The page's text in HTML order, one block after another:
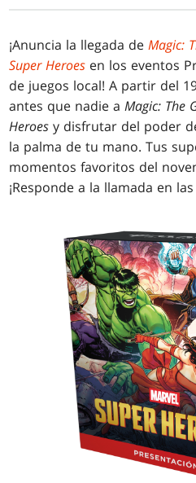
¡Anuncia la llegada deMagic:
Super Heroes en los eventos
de juegos local! A partir del
antes que nadie aMagic: The
Heroes y disfrutar del poder
la palma de tu mano. Tus
momentos favoritos del
¡Responde a la llamada en